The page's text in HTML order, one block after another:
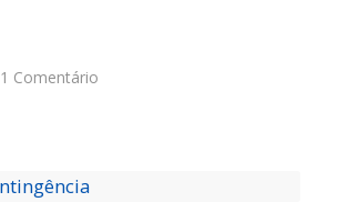
1 Comentário